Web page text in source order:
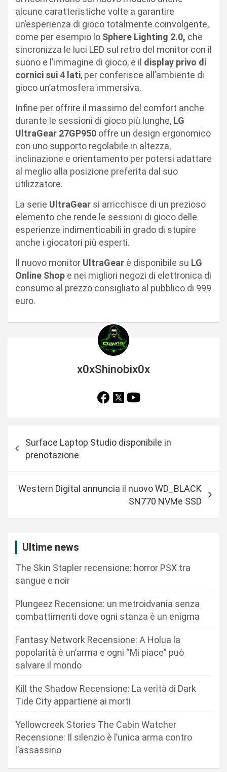
alcune caratteristiche volte a garantire
un’esperienza di gioco totalmente coinvolgente,
come per esempio lo Sphere Lighting 2.0, che
sincronizza le luci LED sul retro del monitor con il
suono e l’immagine di gioco, e il display privo di
cornici sui 4 lati, per conferisce all’ambiente di
gioco un’atmosfera immersiva.
Infine per offrire il massimo del comfort anche
durante le sessioni di gioco più lunghe, LG
UltraGear 27GP950 offre un design ergonomico
con uno supporto regolabile in altezza,
inclinazione e orientamento per potersi adattare
al meglio alla posizione preferita dal suo
utilizzatore.
La serie UltraGear si arricchisce di un prezioso
elemento che rende le sessioni di gioco delle
esperienze indimenticabili in grado di stupire
anche i giocatori più esperti.
Il nuovo monitor UltraGear è disponibile su LG
Online Shop e nei migliori negozi di elettronica di
consumo al prezzo consigliato al pubblico di 999
euro.
x0xShinobix0x
a
Surface Laptop Studio disponibile in
prenotazione
Western Digital annuncia il nuovo WD_BLACK
SN770 NVMe SSD
Ultime news
The Skin Stapler recensione: horror PSX tra
sangue e noir
Plungeez Recensione: un metroidvania senza
combattimenti dove ogni stanza è un enigma
Fantasy Network Recensione: A Holua la
popolarità è un’arma e ogni “Mi piace” può
salvare il mondo
Kill the Shadow Recensione: La verità di Dark
Tide City appartiene ai morti
Yellowcreek Stories The Cabin Watcher
Recensione: Il silenzio è l’unica arma contro
l’assassino